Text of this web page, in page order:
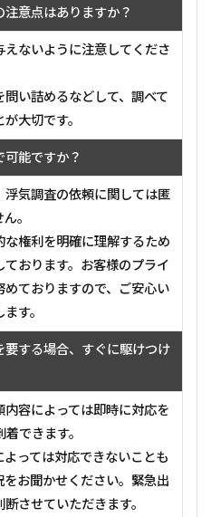
意点はありますか？
えないように注意してくださ
い詰めるなどして、調べて
大切です。
可能ですか？
浮気調査の依頼に関しては匿
。
権利を明確に理解するため
おります。お客様のプライ
ておりますので、ご安心い
す。
要する場合、すぐに駆けつけ
内容によっては即時に対応を
できます。
っては対応できないことも
お聞かせください。緊急出
させていただきます。